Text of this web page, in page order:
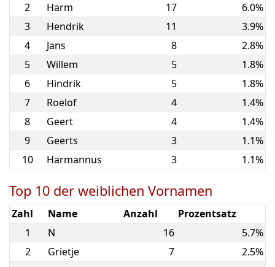
2
Harm 17
6.0%
3
Hendrik 11
3.9%
4
Jans 8
2.8%
5
Willem 5
1.8%
6
Hindrik 5
1.8%
7
Roelof 4
1.4%
8
Geert 4
1.4%
9
Geerts 3
1.1%
10
Harmannus 3 1.1%
Top 10 der weiblichen Vornamen
Zahl Name Anzahl
Prozentsatz
1
N 16
5.7%
2
Grietje 7
2.5%